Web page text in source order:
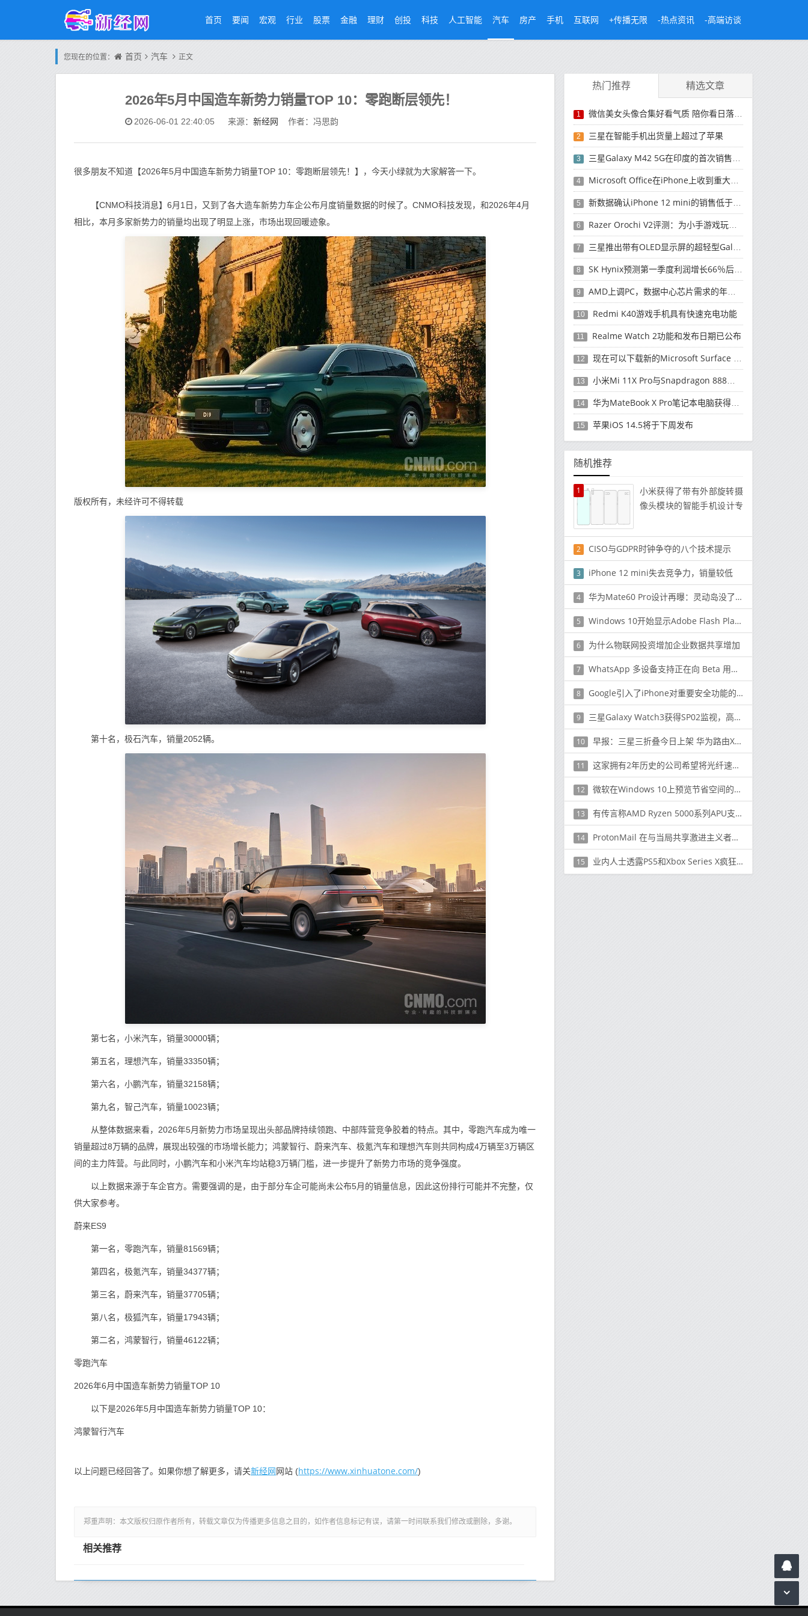
首页 要闻 宏观 行业 股票 金融 理财 创投 科技 人工智能 汽车 房产 手机 互联网 +传播无限 -热点资讯 -高端访谈
您现在的位置： 首页 汽车 正文
2026年5月中国造车新势力销量TOP 10：零跑断层领先！
2026-06-01 22:40:05 来源： 新经网 作者：冯思韵
很多朋友不知道【2026年5月中国造车新势力销量TOP 10：零跑断层领先！】，今天小绿就为大家解答一下。
【CNMO科技消息】6月1日，又到了各大造车新势力车企公布月度销量数据的时候了。CNMO科技发现，和2026年4月
相比，本月多家新势力的销量均出现了明显上涨，市场出现回暖迹象。
版权所有，未经许可不得转载
第十名，极石汽车，销量2052辆。
第七名，小米汽车，销量30000辆；
第五名，理想汽车，销量33350辆；
第六名，小鹏汽车，销量32158辆；
第九名，智己汽车，销量10023辆；
从整体数据来看，2026年5月新势力市场呈现出头部品牌持续领跑、中部阵营竞争胶着的特点。其中，零跑汽车成为唯一
销量超过8万辆的品牌，展现出较强的市场增长能力；鸿蒙智行、蔚来汽车、极氪汽车和理想汽车则共同构成4万辆至3万辆区
间的主力阵营。与此同时，小鹏汽车和小米汽车均站稳3万辆门槛，进一步提升了新势力市场的竞争强度。
以上数据来源于车企官方。需要强调的是，由于部分车企可能尚未公布5月的销量信息，因此这份排行可能并不完整，仅
供大家参考。
蔚来ES9
第一名，零跑汽车，销量81569辆；
第四名，极氪汽车，销量34377辆；
第三名，蔚来汽车，销量37705辆；
第八名，极狐汽车，销量17943辆；
第二名，鸿蒙智行，销量46122辆；
零跑汽车
2026年6月中国造车新势力销量TOP 10
以下是2026年5月中国造车新势力销量TOP 10：
鸿蒙智行汽车
以上问题已经回答了。如果你想了解更多，请关新经网网站 (https://www.xinhuatone.com/)
郑重声明：本文版权归原作者所有，转载文章仅为传播更多信息之目的，如作者信息标记有误，请第一时间联系我们修改或删除，多谢。
相关推荐
热门推荐 精选文章
1 微信美女头像合集好看气质 陪你看日落的人比日落更浪漫
2 三星在智能手机出货量上超过了苹果
3 三星Galaxy M42 5G在印度的首次销售将于今晚开始
4 Microsoft Office在iPhone上收到重大更新
5 新数据确认iPhone 12 mini的销售低于预期
6 Razer Orochi V2评测：为小手游戏玩家设计的鼠标
7 三星推出带有OLED显示屏的超轻型Galaxy Book Pro和Galaxy Book Pro 360笔记本电脑
8 SK Hynix预测第一季度利润增长66％后，对芯片的需求将增强
9 AMD上调PC，数据中心芯片需求的年度收入预测
10 Redmi K40游戏手机具有快速充电功能
11 Realme Watch 2功能和发布日期已公布
12 现在可以下载新的Microsoft Surface Duo更新
13 小米Mi 11X Pro与Snapdragon 888处理器一起发布
14 华为MateBook X Pro笔记本电脑获得全新升级
15 苹果iOS 14.5将于下周发布
随机推荐
1
小米获得了带有外部旋转摄
像头模块的智能手机设计专
2 CISO与GDPR时钟争夺的八个技术提示
3 iPhone 12 mini失去竞争力，销量较低
4 华为Mate60 Pro设计再曝：灵动岛没了 变成三打孔了！
5 Windows 10开始显示Adobe Flash Player警告
6 为什么物联网投资增加企业数据共享增加
7 WhatsApp 多设备支持正在向 Beta 用户推出：这是如何获得它
8 Google引入了iPhone对重要安全功能的支持
9 三星Galaxy Watch3获得SP02监视，高级运行分析等最新更新
10 早报：三星三折叠今日上架 华为路由X3 Pro销量破万
11 这家拥有2年历史的公司希望将光纤速度带入WiFi网络同时降低创建和管理网络的成本
12 微软在Windows 10上预览节省空间的OneDrive功能
13 有传言称AMD Ryzen 5000系列APU支持DDR5和Navi 2
14 ProtonMail 在与当局共享激进主义者的 IP 地址后受到审查
15 业内人士透露PS5和Xbox Series X疯狂的规格对下一代游戏意味着什么